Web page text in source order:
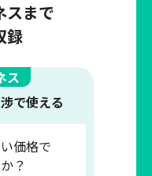
スまで
録
向け
シデントの
力が必要
クを